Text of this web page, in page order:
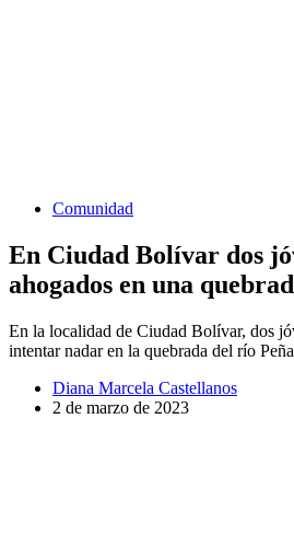
Comunidad
En Ciudad Bolívar dos
ahogados en una
En la localidad de Ciudad Bolívar, dos
intentar nadar en la quebrada del río
Diana Marcela Castellanos
2 de marzo de 2023